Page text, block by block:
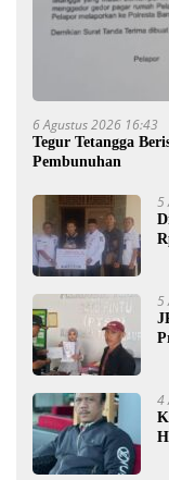
6 Agustus 2026 16:43
Tegur Tetangga
Pembunuhan
5
5
4